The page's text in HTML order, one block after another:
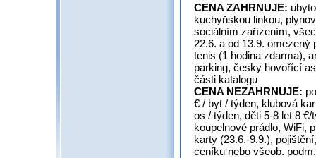
CENA ZAHRNUJE:
kuchyňskou linkou,
sociálním zařízením,
22.6. a od 13.9.
tenis (1 hodina zdarma),
parking, česky hovořící
části katalogu
CENA NEZAHRNUJE:
€ / byt / týden, klubová
os / týden, děti 5-8 let 8
koupelnové prádlo, WiFi,
karty (23.6.-9.9.),
ceníku nebo všeob.